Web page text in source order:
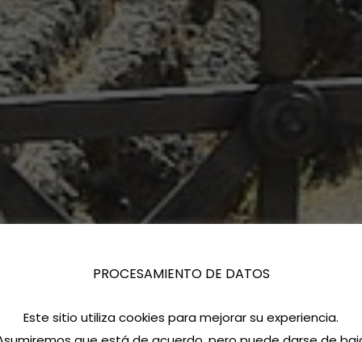
PROCESAMIENTO DE DATOS
Este sitio utiliza cookies para mejorar su experiencia.